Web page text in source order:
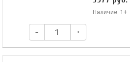
Наличие: 1+
– +
В центре амулета — бусина Дзи 4 глаза,